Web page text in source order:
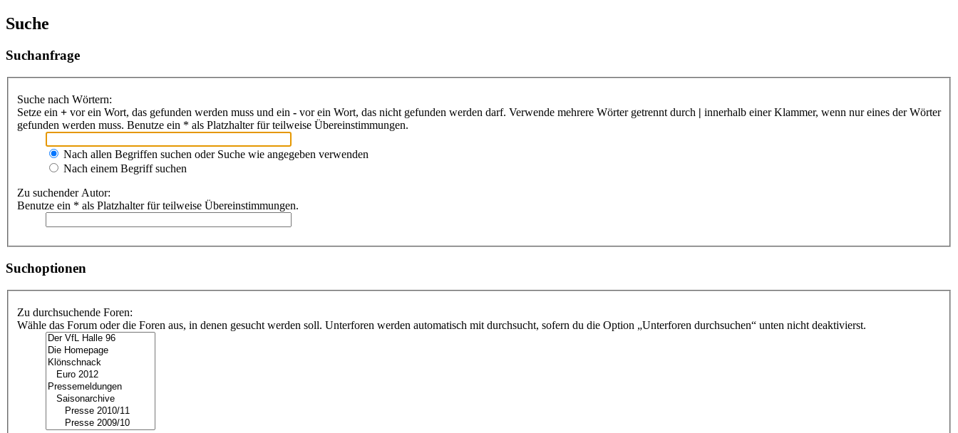
Suche
Suchanfrage
Suche nach Wörtern:
Setze ein + vor ein Wort, das gefunden werden muss und ein - vor ein Wort, das nicht gefunden werden darf. Verwende mehrere Wörter getrennt durch | innerhalb einer Klammer, wenn nur eines der Wörter
gefunden werden muss. Benutze ein * als Platzhalter für teilweise Übereinstimmungen.
Nach allen Begriffen suchen oder Suche wie angegeben verwenden
Nach einem Begriff suchen
Zu suchender Autor:
Benutze ein * als Platzhalter für teilweise Übereinstimmungen.
Suchoptionen
Zu durchsuchende Foren:
Wähle das Forum oder die Foren aus, in denen gesucht werden soll. Unterforen werden automatisch mit durchsucht, sofern du die Option „Unterforen durchsuchen“ unten nicht deaktivierst.